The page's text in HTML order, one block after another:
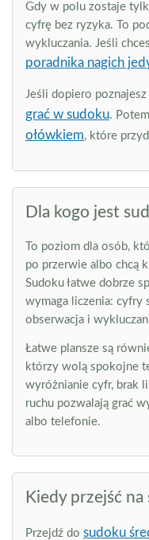
Gdy w polu zostaje
cyfrę bez ryzyka. To
wykluczania. Jeśli
poradnika nagich
Jeśli dopiero poznajesz
grać w sudoku.
ołówkiem, które
Dla kogo jest
To poziom dla osób,
po przerwie albo chcą
Sudoku łatwe dobrze
wymaga liczenia: cyfry
obserwacja i
Łatwe plansze są
którzy wolą spokojne
wyróżnianie cyfr, brak
ruchu pozwalają grać
albo telefonie.
Kiedy przejść
Przejdź do sudoku